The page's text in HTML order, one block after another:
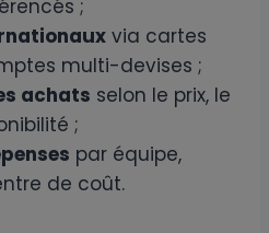
;
via cartes
multi-devises ;
achats selon le prix, le
;
par équipe,
de coût.